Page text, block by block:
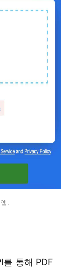
.
를 통해 PDF